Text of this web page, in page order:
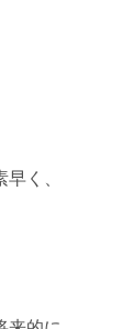
く、